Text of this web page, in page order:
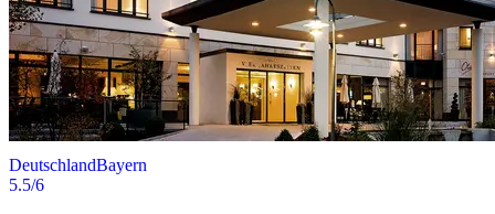
DeutschlandBayern
5.5/6